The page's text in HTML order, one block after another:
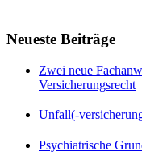
Neueste Beiträge
Zwei neue
Versicherungsrecht
Unfall(-
Psychiatrische